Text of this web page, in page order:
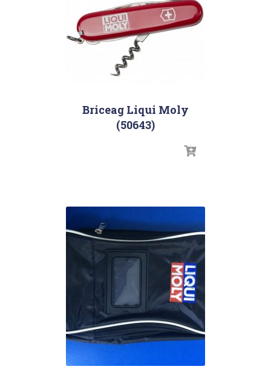
Briceag Liqui Moly
(50643)